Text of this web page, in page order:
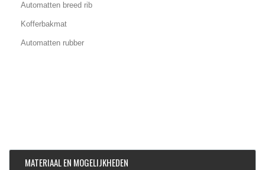
Automatten breed rib
Kofferbakmat
Automatten rubber
MATERIAAL EN MOGELIJKHEDEN